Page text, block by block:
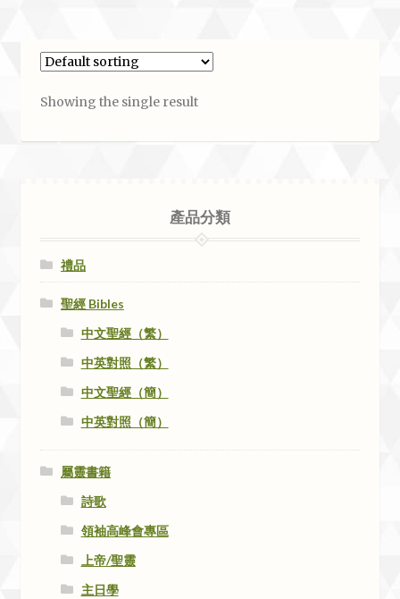
Showing the single result
產品分類
禮品
聖經 Bibles
中文聖經（繁）
中英對照（繁）
中文聖經（簡）
中英對照（簡）
屬靈書籍
詩歌
領袖高峰會專區
上帝/聖靈
主日學